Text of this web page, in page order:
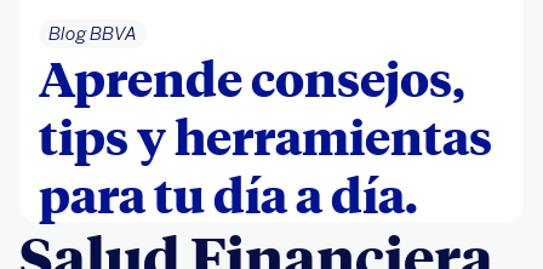
Blog BBVA
Aprende consejos,
tips y herramientas
para tu día a día.